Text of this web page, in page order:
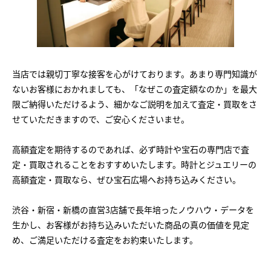
当店では親切丁寧な接客を心がけております。あまり専門知識が
ないお客様におかれましても、「なぜこの査定額なのか」を最大
限ご納得いただけるよう、細かなご説明を加えて査定・買取をさ
せていただきますので、ご安心くださいませ。
高額査定を期待するのであれば、必ず時計や宝石の専門店で査
定・買取されることをおすすめいたします。時計とジュエリーの
高額査定・買取なら、ぜひ宝石広場へお持ち込みください。
渋谷・新宿・新橋の直営3店舗で長年培ったノウハウ・データを
生かし、お客様がお持ち込みいただいた商品の真の価値を見定
め、ご満足いただける査定をお約束いたします。